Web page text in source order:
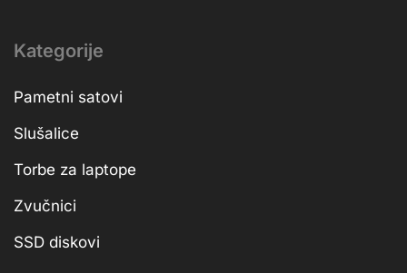
Kategorije
Pametni satovi
Slušalice
Torbe za laptope
Zvučnici
SSD diskovi